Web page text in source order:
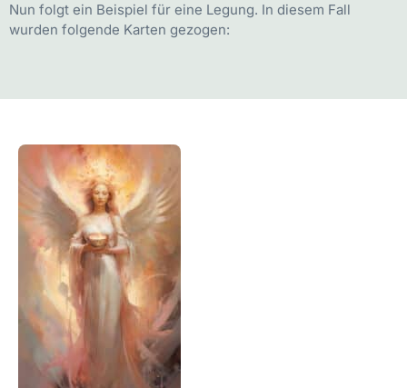
Nun folgt ein Beispiel für eine Legung. In diesem Fall
wurden folgende Karten gezogen: